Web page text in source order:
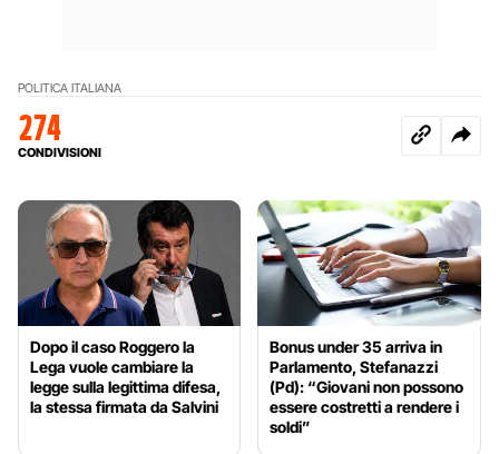
POLITICA ITALIANA
274
CONDIVISIONI
Dopo il caso Roggero la
Lega vuole cambiare la
legge sulla legittima difesa,
la stessa firmata da Salvini
Bonus under 35 arriva in
Parlamento, Stefanazzi
(Pd): “Giovani non possono
essere costretti a rendere i
soldi”